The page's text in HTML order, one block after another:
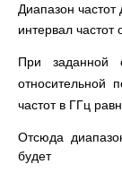
Диапазон
интервал
При заданной
относительной
частот в ГГц
Отсюда
будет